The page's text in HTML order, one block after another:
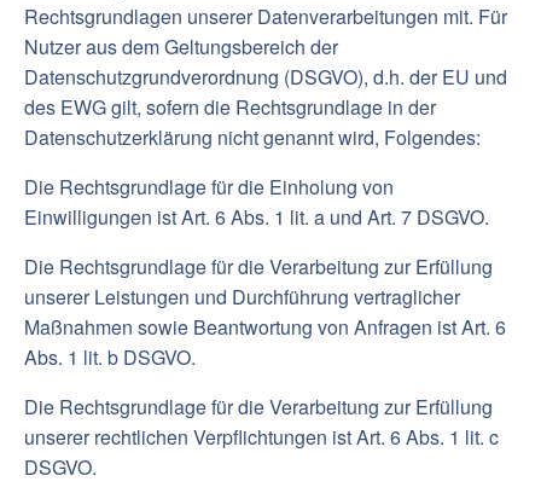
Rechtsgrundlagen unserer Datenverarbeitungen mit. Für
Nutzer aus dem Geltungsbereich der
Datenschutzgrundverordnung (DSGVO), d.h. der EU und
des EWG gilt, sofern die Rechtsgrundlage in der
Datenschutzerklärung nicht genannt wird, Folgendes:
Die Rechtsgrundlage für die Einholung von
Einwilligungen ist Art. 6 Abs. 1 lit. a und Art. 7 DSGVO.
Die Rechtsgrundlage für die Verarbeitung zur Erfüllung
unserer Leistungen und Durchführung vertraglicher
Maßnahmen sowie Beantwortung von Anfragen ist Art. 6
Abs. 1 lit. b DSGVO.
Die Rechtsgrundlage für die Verarbeitung zur Erfüllung
unserer rechtlichen Verpflichtungen ist Art. 6 Abs. 1 lit. c
DSGVO.